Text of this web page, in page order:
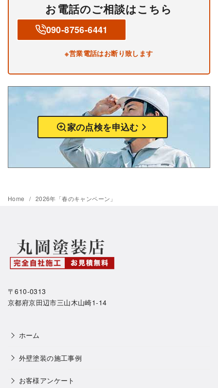
お電話のご相談はこちら
090-8756-6441
※営業電話はお断り致します
家の点検を申込む
Home 2026年「春のキャンペーン」
〒610-0313
京都府京田辺市三山木山崎1-14
ホーム
外壁塗装の施工事例
お客様アンケート